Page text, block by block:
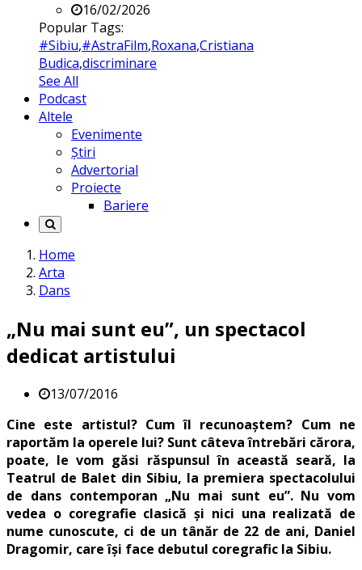
16/02/2026
Popular Tags:
#Sibiu,#AstraFilm,Roxana,Cristiana
Budica,discriminare
See All
Podcast
Altele
Evenimente
Știri
Advertorial
Proiecte
Bariere
Home
Arta
Dans
„Nu mai sunt eu”, un spectacol
dedicat artistului
13/07/2016
Cine este artistul? Cum îl recunoaștem? Cum ne
raportăm la operele lui? Sunt câteva întrebări cărora,
poate, le vom găsi răspunsul în această seară, la
Teatrul de Balet din Sibiu, la premiera spectacolului
de dans contemporan „Nu mai sunt eu”. Nu vom
vedea o coregrafie clasică și nici una realizată de
nume cunoscute, ci de un tânăr de 22 de ani, Daniel
Dragomir, care își face debutul coregrafic la Sibiu.